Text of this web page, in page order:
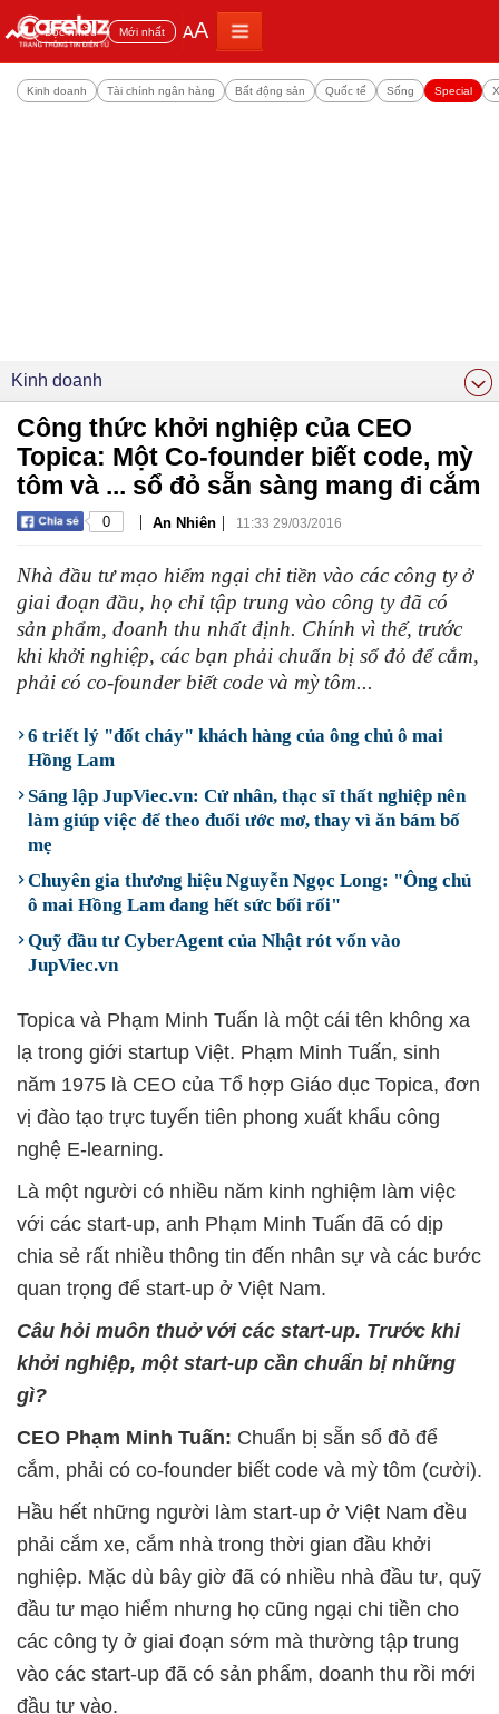
Đọc nhiều Mới nhất AA
Kinh doanh Tài chính ngân hàng Bất động sản Quốc tế Sống Special
Kinh doanh
Công thức khởi nghiệp của CEO
Topica: Một Co-founder biết code, mỳ
tôm và ... sổ đỏ sẵn sàng mang đi cắm
0 | An Nhiên | 11:33 29/03/2016
Nhà đầu tư mạo hiểm ngại chi tiền vào các công ty ở
giai đoạn đầu, họ chỉ tập trung vào công ty đã có
sản phẩm, doanh thu nhất định. Chính vì thế, trước
khi khởi nghiệp, các bạn phải chuẩn bị sổ đỏ để cắm,
phải có co-founder biết code và mỳ tôm...
6 triết lý "đốt cháy" khách hàng của ông chủ ô mai
Hồng Lam
Sáng lập JupViec.vn: Cử nhân, thạc sĩ thất nghiệp nên
làm giúp việc để theo đuổi ước mơ, thay vì ăn bám bố
mẹ
Chuyên gia thương hiệu Nguyễn Ngọc Long: "Ông chủ
ô mai Hồng Lam đang hết sức bối rối"
Quỹ đầu tư CyberAgent của Nhật rót vốn vào
JupViec.vn
Topica và Phạm Minh Tuấn là một cái tên không xa
lạ trong giới startup Việt. Phạm Minh Tuấn, sinh
năm 1975 là CEO của Tổ hợp Giáo dục Topica, đơn
vị đào tạo trực tuyến tiên phong xuất khẩu công
nghệ E-learning.
Là một người có nhiều năm kinh nghiệm làm việc
với các start-up, anh Phạm Minh Tuấn đã có dịp
chia sẻ rất nhiều thông tin đến nhân sự và các bước
quan trọng để start-up ở Việt Nam.
Câu hỏi muôn thuở với các start-up. Trước khi
khởi nghiệp, một start-up cần chuẩn bị những
gì?
CEO Phạm Minh Tuấn: Chuẩn bị sẵn sổ đỏ để
cắm, phải có co-founder biết code và mỳ tôm (cười).
Hầu hết những người làm start-up ở Việt Nam đều
phải cắm xe, cắm nhà trong thời gian đầu khởi
nghiệp. Mặc dù bây giờ đã có nhiều nhà đầu tư, quỹ
đầu tư mạo hiểm nhưng họ cũng ngại chi tiền cho
các công ty ở giai đoạn sớm mà thường tập trung
vào các start-up đã có sản phẩm, doanh thu rồi mới
đầu tư vào.